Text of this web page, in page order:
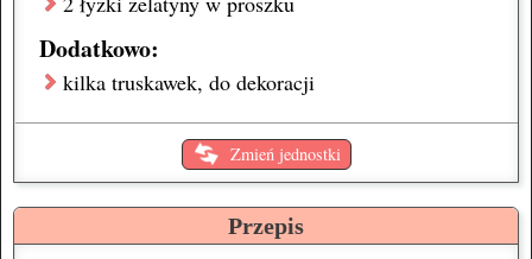
Dodatkowo:
kilka truskawek, do dekoracji
Zmień jednostki
Przepis